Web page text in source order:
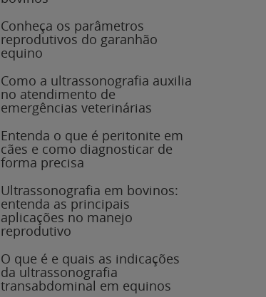
Conheça os parâmetros
reprodutivos do garanhão
equino
Como a ultrassonografia auxilia
no atendimento de
emergências veterinárias
Entenda o que é peritonite em
cães e como diagnosticar de
forma precisa
Ultrassonografia em bovinos:
entenda as principais
aplicações no manejo
reprodutivo
O que é e quais as indicações
da ultrassonografia
transabdominal em equinos